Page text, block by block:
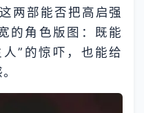
两部能否把高启强
的角色版图：既能
”的惊吓，也能给